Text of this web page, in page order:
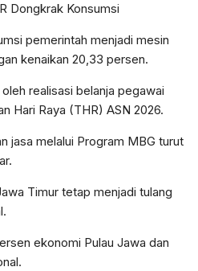
Dongkrak Konsumsi
pemerintah menjadi mesin
kenaikan 20,33 persen.
realisasi belanja pegawai
Hari Raya (THR) ASN 2026.
jasa melalui Program MBG turut
Timur tetap menjadi tulang
ekonomi Pulau Jawa dan